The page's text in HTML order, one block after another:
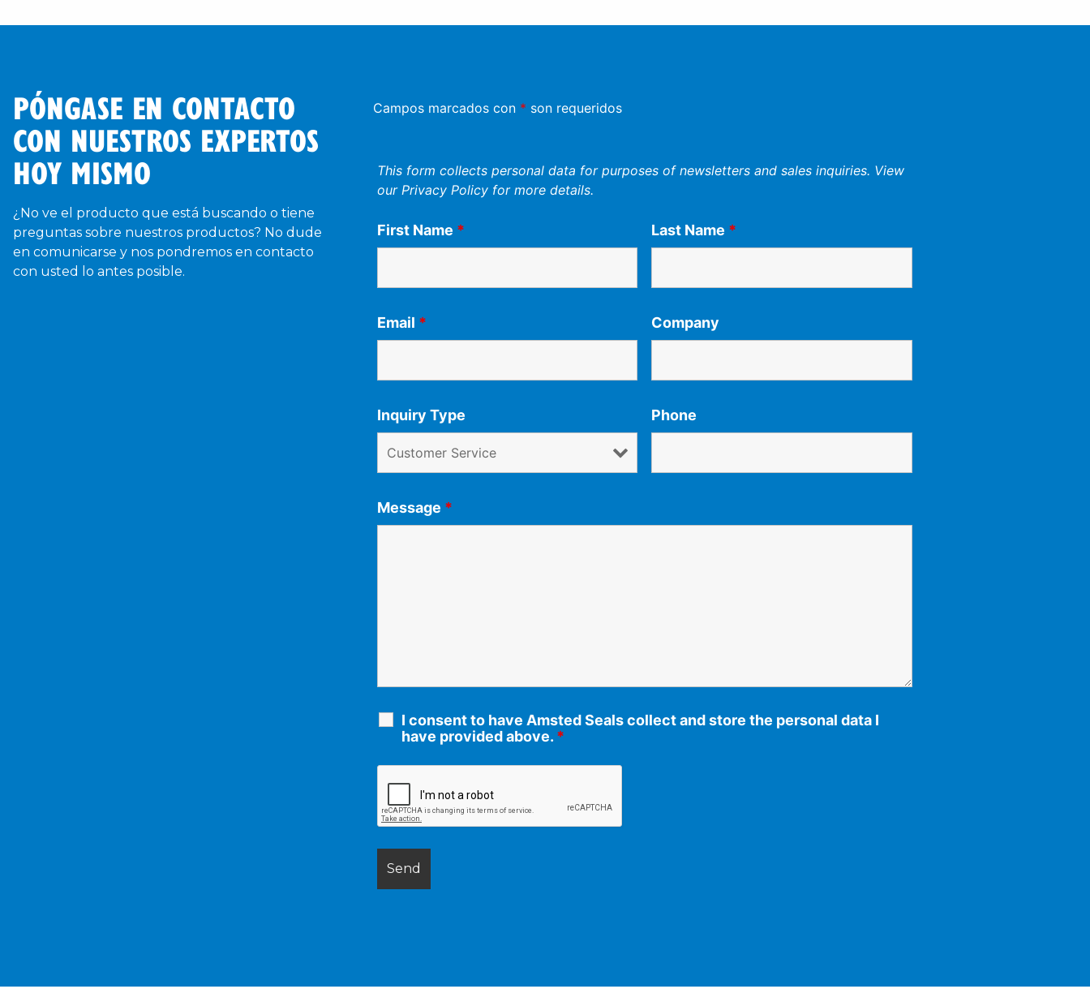
PÓNGASE EN CONTACTO
CON NUESTROS EXPERTOS
HOY MISMO
¿No ve el producto que está buscando o tiene
preguntas sobre nuestros productos? No dude
en comunicarse y nos pondremos en contacto
con usted lo antes posible.
Campos marcados con * son requeridos
This form collects personal data for purposes of newsletters and sales inquiries. View
our Privacy Policyfor more details.
First Name * Last Name *
Email * Company
Inquiry Type Phone
Message *
I consent to have Amsted Seals collect and store the personal data I
have provided above. *